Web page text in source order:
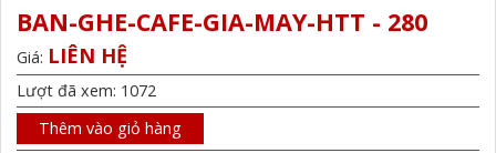
BAN-GHE-CAFE-GIA-MAY-HTT - 280
Giá: LIÊN HỆ
Lượt đã xem: 1072
Thêm vào giỏ hàng